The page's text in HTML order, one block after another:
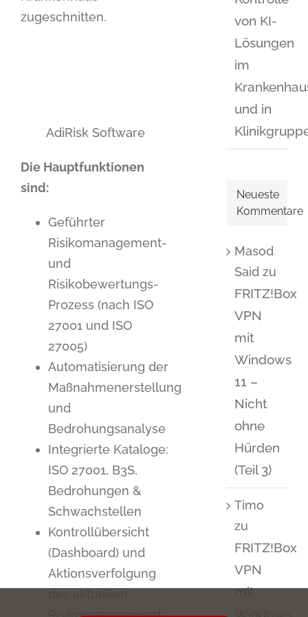
zugeschnitten.
AdiRisk Software
Die Hauptfunktionen
sind:
Geführter
Risikomanagement-
und
Risikobewertungs-
Prozess (nach ISO
27001 und ISO
27005)
Automatisierung der
Maßnahmenerstellung
und
Bedrohungsanalyse
Integrierte Kataloge:
ISO 27001, B3S,
Bedrohungen &
Schwachstellen
Kontrollübersicht
(Dashboard) und
Aktionsverfolgung
von KI-
Lösungen
im
und in
Neueste
Kommentare
Masod
Saidzu
FRITZ!Box
VPN
mit
Windows
11 –
Nicht
ohne
Hürden
(Teil 3)
Timo
zu
FRITZ!Box
VPN
mit